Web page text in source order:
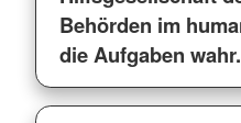
Behörden im
die Aufgaben wahr.